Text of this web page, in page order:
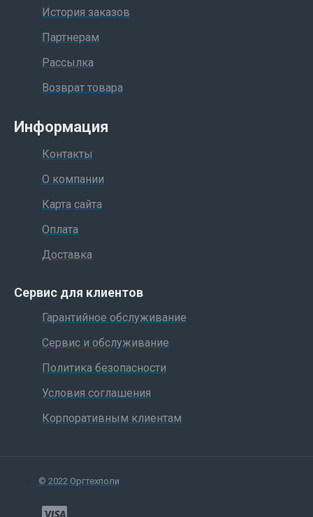
История заказов
Партнерам
Рассылка
Возврат товара
Информация
Контакты
О компании
Карта сайта
Оплата
Доставка
Сервис для клиентов
Гарантийное обслуживание
Сервис и обслуживание
Политика безопасности
Условия соглашения
Корпоративным клиентам
© 2022 Оргтехполи